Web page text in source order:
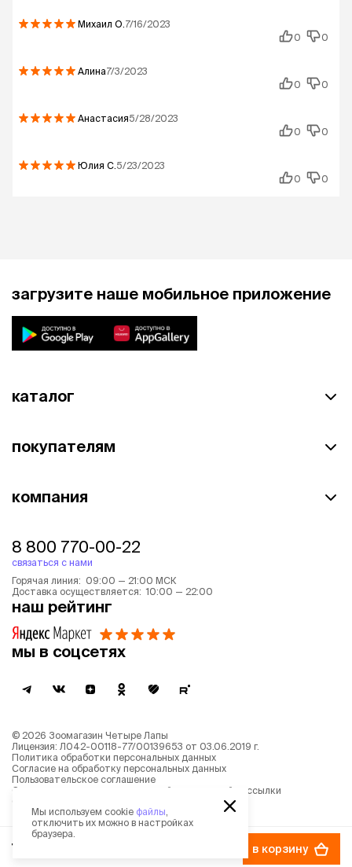
775 ₽ в корзину
Михаил О. 7/16/2023
0
0
Алина7/3/2023
0
0
Анастасия5/28/2023
0
0
Юлия С. 5/23/2023
0
0
загрузите наше мобильное приложение
каталог
покупателям
компания
8 800 770-00-22
связаться с нами
Горячая линия: 09:00 — 21:00 МСК
Доставка осуществляется: 10:00 — 22:00
наш рейтинг
мы в соцсетях
© 2026 Зоомагазин Четыре Лапы
Лицензия: Л042-00118-77/00139653 от 03.06.2019 г.
Политика обработки персональных данных
Согласие на обработку персональных данных
Пользовательское соглашение
Согласие на получение новостной и рекламной рассылки
Описание рекомендательных алгоритмов
Мы используем cookie файлы
отключить их можно в настройках
браузера.